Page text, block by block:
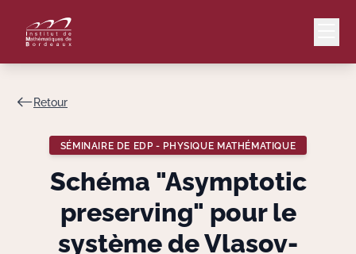
Lang
Retour
SÉMINAIRE DE EDP - PHYSIQUE MATHÉMATIQUE
Schéma "Asymptotic
preserving" pour le
système de Vlasov-